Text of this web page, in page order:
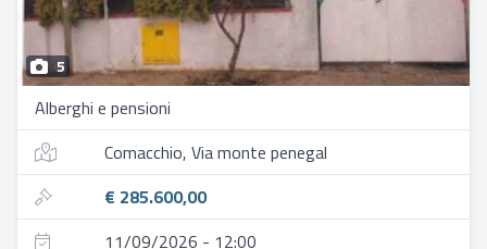
5
Alberghi e pensioni
Comacchio, Via monte penegal
€ 285.600,00
11/09/2026 - 12:00